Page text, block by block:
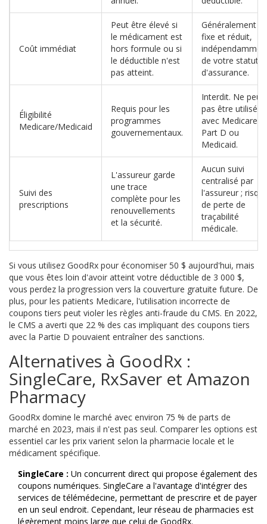
Coût immédiat
Peut être élevé si
le médicament est
hors formule ou si
le déductible n'est
pas atteint.
Généralement
fixe et réduit,
de votre statut
d'assurance.
Éligibilité
Medicare/Medicaid
Requis pour les
programmes
gouvernementaux.
Interdit. Ne peut
pas être utilisé
avec Medicare
Part D ou
Medicaid.
Suivi des
prescriptions
L'assureur garde
une trace
complète pour les
renouvellements
et la sécurité.
Aucun suivi
centralisé par
l'assureur ;
de perte de
traçabilité
médicale.
Si vous utilisez GoodRx pour économiser 50 $ aujourd'hui, mais
que vous êtes loin d'avoir atteint votre déductible de 3 000 $,
vous perdez la progression vers la couverture gratuite future. De
plus, pour les patients Medicare, l'utilisation incorrecte de
coupons tiers peut violer les règles anti-fraude du CMS. En 2022,
le CMS a averti que 22 % des cas impliquant des coupons tiers
avec la Partie D pouvaient entraîner des sanctions.
Alternatives à GoodRx :
SingleCare, RxSaver et Amazon
Pharmacy
GoodRx domine le marché avec environ 75 % de parts de
marché en 2023, mais il n'est pas seul. Comparer les options est
essentiel car les prix varient selon la pharmacie locale et le
médicament spécifique.
SingleCare : Un concurrent direct qui propose également des
coupons numériques. SingleCare a l'avantage d'intégrer des
services de télémédecine, permettant de prescrire et de payer
en un seul endroit. Cependant, leur réseau de pharmacies est
légèrement moins large que celui de GoodRx.